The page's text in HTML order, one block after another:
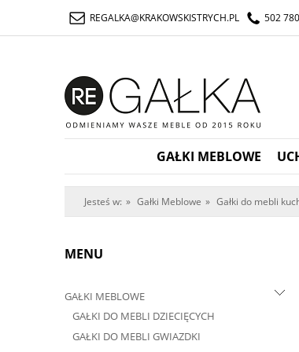
REGALKA@KRAKOWSKISTRYCH.PL 502
GAŁKI MEBLOWE
Jesteś w: » Gałki Meblowe » Gałki do mebli
MENU
GAŁKI MEBLOWE
GAŁKI DO MEBLI DZIECIĘCYCH
GAŁKI DO MEBLI GWIAZDKI